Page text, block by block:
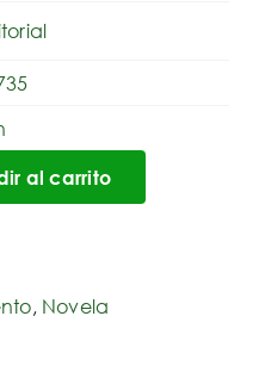
al carrito
, Novela